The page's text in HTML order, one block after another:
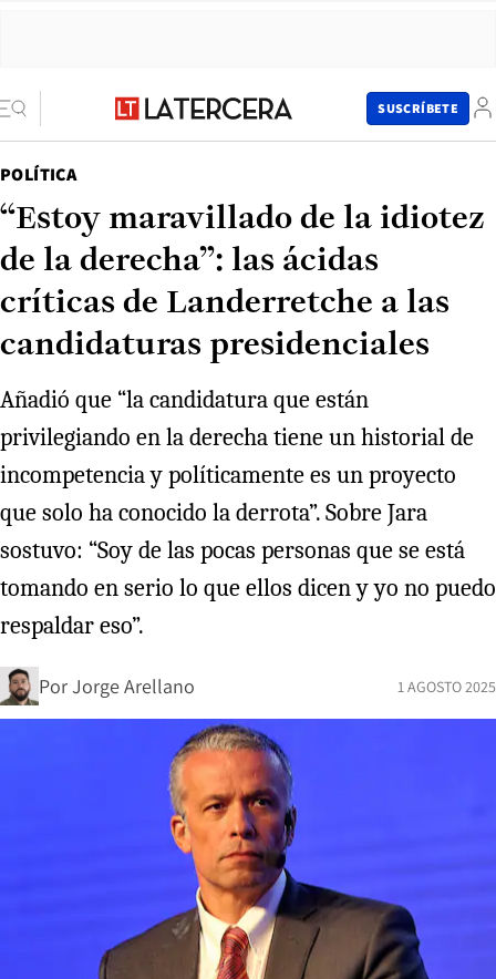
SUSCRÍBETE
POLÍTICA
“Estoy maravillado de la idiotez
de la derecha”: las ácidas
críticas de Landerretche a las
candidaturas presidenciales
Añadió que “la candidatura que están
privilegiando en la derecha tiene un historial de
incompetencia y políticamente es un proyecto
que solo ha conocido la derrota”. Sobre Jara
sostuvo: “Soy de las pocas personas que se está
tomando en serio lo que ellos dicen y yo no puedo
respaldar eso”.
PorJorge Arellano 1 AGOSTO 2025